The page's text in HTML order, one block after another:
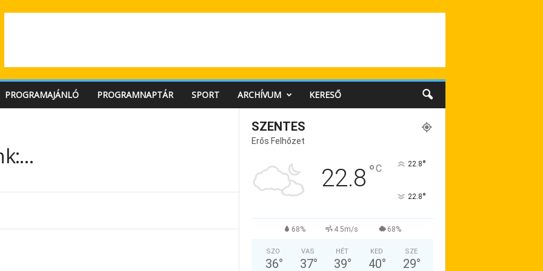
PROGRAMAJÁNLÓ PROGRAMNAPTÁR SPORT ARCHÍVUM KERESŐ
SZENTES
Erős Felhőzet
22.8 °C 22.8°
22.8°
68% 4.5m/s 68%
SZO
36°
VAS
37°
HÉT
39°
KED
40°
SZE
29°